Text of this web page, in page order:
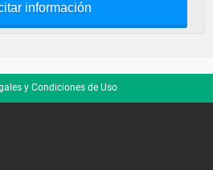
información
y Condiciones de Uso